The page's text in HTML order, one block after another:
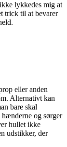
lykkedes mig at
trick til at bevarer
eller anden
Alternativt kan
bare skal
og sørger
hullet ikke
udstikker, der